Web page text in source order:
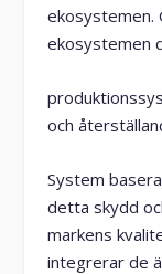
ekosystemen.
ekosystemen
och
System
detta skydd
markens
integrerar de